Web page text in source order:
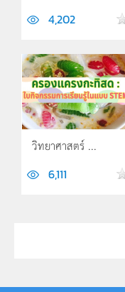
4,202
วิทยาศาสตร์ ...
6,111